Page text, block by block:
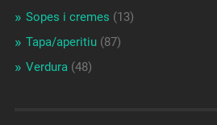
Sopes i cremes (13)
Tapa/aperitiu(87)
Verdura (48)